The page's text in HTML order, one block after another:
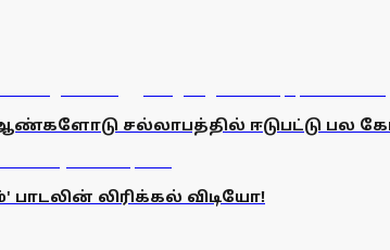
சல்லாபத்தில் ஈடுபட்டு பல
லிரிக்கல் விடியோ!